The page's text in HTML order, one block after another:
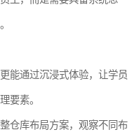
能通过沉浸式体验，让学员
要素。
仓库布局方案，观察不同布